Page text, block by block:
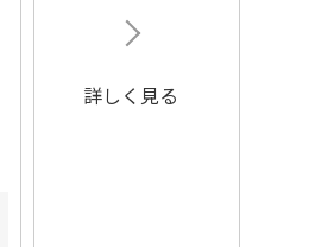
詳しく見る